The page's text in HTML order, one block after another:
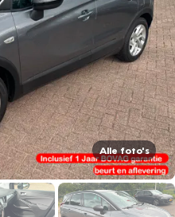
Alle foto's